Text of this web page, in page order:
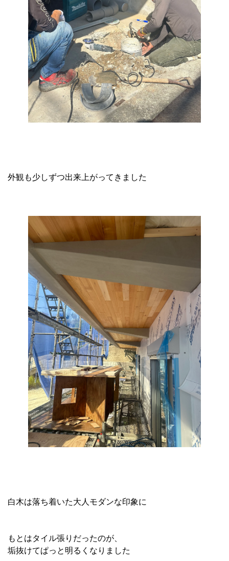
外観も少しずつ出来上がってきました
白木は落ち着いた大人モダンな印象に
もとはタイル張りだったのが、
垢抜けてぱっと明るくなりました